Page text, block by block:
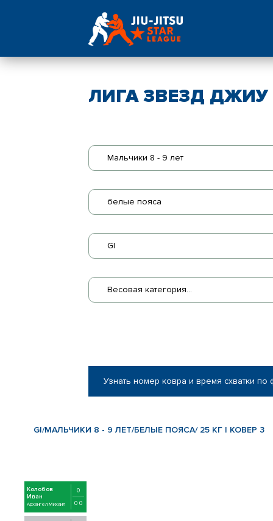
ЛИГА ЗВЕЗД
Мальчики 8 - 9 лет
белые пояса
GI
Весовая категория...
Узнать номер ковра и время схватки по
GI/МАЛЬЧИКИ 8 - 9 ЛЕТ/БЕЛЫЕ ПОЯСА/ 25 КГ | КОВЕР 3
Колобов
Иван
Архангел Михаил
0
0 0